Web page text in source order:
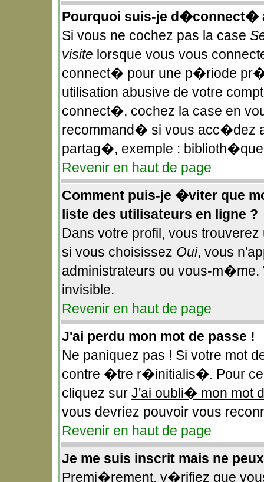
Pourquoi suis-je d�connect�
Si vous ne cochez pas la case
visite lorsque vous vous
connect� pour une p�riode
utilisation abusive de votre
connect�, cochez la case en
recommand� si vous acc�dez
partag�, exemple :
Revenir en haut de page
Comment puis-je �viter que
liste des utilisateurs en ligne ?
Dans votre profil, vous
si vous choisissez Oui, vous
administrateurs ou vous-
invisible.
Revenir en haut de page
J'ai perdu mon mot de passe !
Ne paniquez pas ! Si votre mot
contre �tre r�initialis�. Pour ce
cliquez sur J'ai oubli� mon mot
vous devriez pouvoir vous
Revenir en haut de page
Je me suis inscrit mais ne
Premi�rement, v�rifiez que